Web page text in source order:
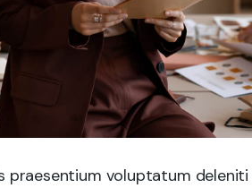
praesentium voluptatum deleniti